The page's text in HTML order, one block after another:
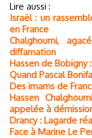
Lire aussi :
Israël : un
en France
Chalghoumi,
diffamation
Hassen de Bobigny
Quand Pascal
Des imams de
Hassen
appelée à
Drancy : Lagarde
Face à Marine Le